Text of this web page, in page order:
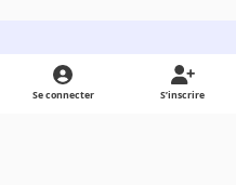
Light ModeDark ModeSystem Preference
Se connecter S’inscrire